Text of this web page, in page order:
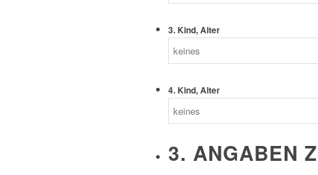
3. Kind, Alter
4. Kind, Alter
3. ANGABEN